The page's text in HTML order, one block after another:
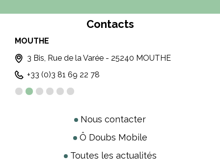
Contacts
MOUTHE
3 Bis, Rue de la Varée - 25240 MOUTHE
+33 (0)3 81 69 22 78
Nous contacter
Ô Doubs Mobile
Toutes les actualités